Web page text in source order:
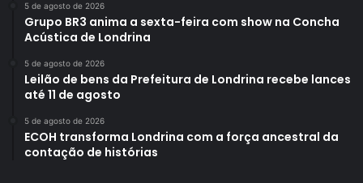
5 de agosto de 2026
Grupo BR3 anima a sexta-feira com show na Concha
Acústica de Londrina
5 de agosto de 2026
Leilão de bens da Prefeitura de Londrina recebe lances
até 11 de agosto
5 de agosto de 2026
ECOH transforma Londrina com a força ancestral da
contação de histórias